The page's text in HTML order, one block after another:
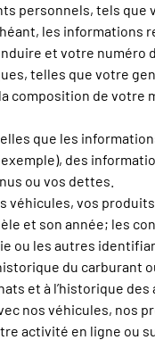
personnels, tels
les
et votre numéro
telles que votre
composition de votre
que les
des
ou vos dettes.
véhicules, vos
et son année; les
ou les autres
du
et à l’historique
nos véhicules, nos
activité en ligne ou